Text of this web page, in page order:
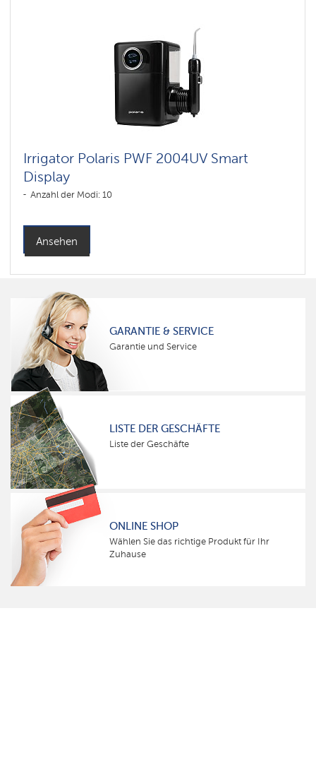
Irrigator Polaris PWF 2004UV Smart
Display
Anzahl der Modi: 10
Ansehen
GARANTIE & SERVICE
Garantie und Service
LISTE DER GESCHÄFTE
Liste der Geschäfte
ONLINE SHOP
Wählen Sie das richtige Produkt für Ihr
Zuhause